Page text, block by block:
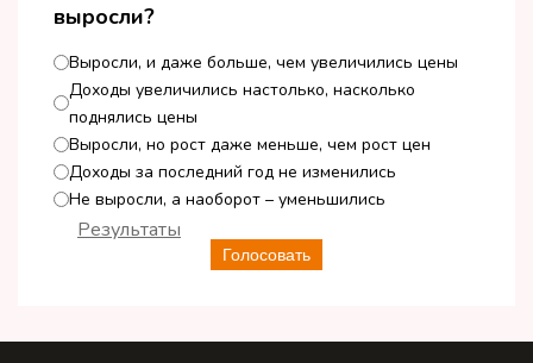
выросли?
Выросли, и даже больше, чем увеличились цены
Доходы увеличились настолько, насколько
поднялись цены
Выросли, но рост даже меньше, чем рост цен
Доходы за последний год не изменились
Не выросли, а наоборот – уменьшились
Голосовать
Результаты